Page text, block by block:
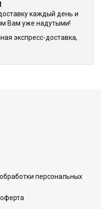
каждый день и
Вам уже надутыми!
экспресс-доставка,
персональных